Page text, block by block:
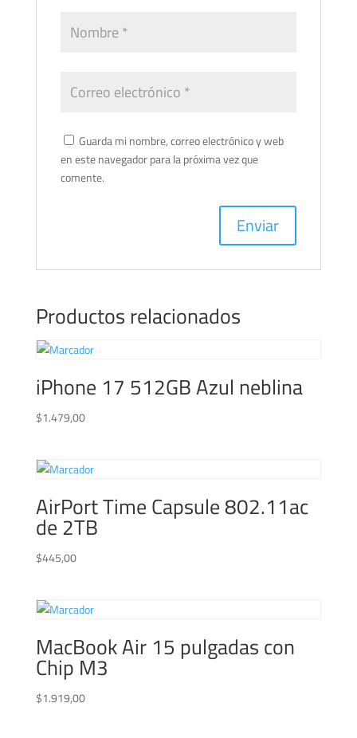
Guarda mi nombre, correo electrónico y web
en este navegador para la próxima vez que
comente.
Productos relacionados
iPhone 17 512GB Azul neblina
$1.479,00
AirPort Time Capsule 802.11ac
de 2TB
$445,00
MacBook Air 15 pulgadas con
Chip M3
$1.919,00